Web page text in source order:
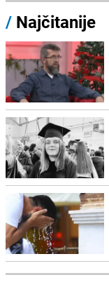
/ Najčitanije